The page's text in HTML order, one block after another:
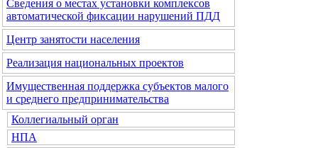
Сведения о местах установки комплексов
автоматической фиксации нарушений ПДД
Центр занятости населения
Реализация национальных проектов
Имущественная поддержка субъектов малого
и среднего предпринимательства
Коллегиальный орган
НПА